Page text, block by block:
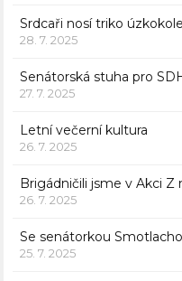
Srdcaři nosí triko
28. 7. 2025
Senátorská stuha pro
27. 7. 2025
Letní večerní kultura
26. 7. 2025
Brigádničili jsme v Akci Z
26. 7. 2025
Se senátorkou
25. 7. 2025